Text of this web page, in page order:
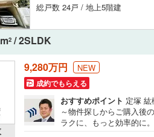
総戸数 24戸 / 地上5階建
2 / 2SLDK
9,280万円 NEW
成約でもらえる
おすすめポイント 定塚 紘
～物件探しからご購入後
ラクに、もっと効率的に